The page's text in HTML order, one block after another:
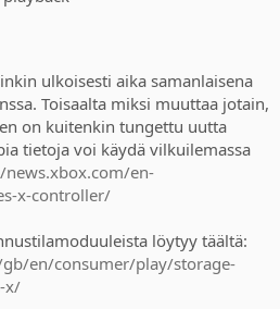
ulkoisesti aika samanlaisena
Toisaalta miksi muuttaa jotain,
on kuitenkin tungettu uutta
tietoja voi käydä vilkuilemassa
en-
x-controller/
löytyy täältä:
en/consumer/play/storage-
x/